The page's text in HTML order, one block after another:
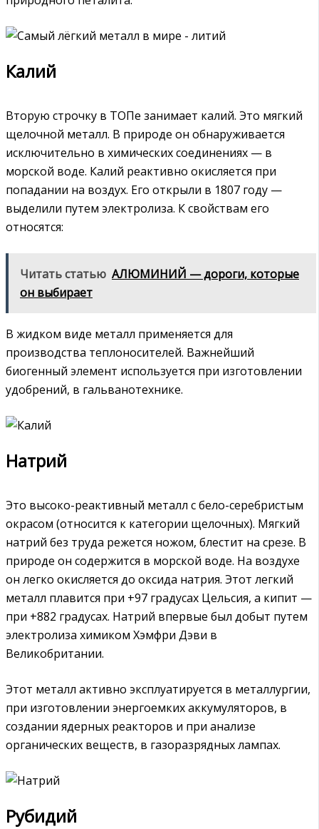
Калий
Вторую строчку в ТОПе занимает калий. Это мягкий
щелочной металл. В природе он обнаруживается
исключительно в химических соединениях — в
морской воде. Калий реактивно окисляется при
попадании на воздух. Его открыли в 1807 году —
выделили путем электролиза. К свойствам его
относятся:
Читать статью АЛЮМИНИЙ — дороги, которые
он выбирает
В жидком виде металл применяется для
производства теплоносителей. Важнейший
биогенный элемент используется при изготовлении
удобрений, в гальванотехнике.
Натрий
Это высоко-реактивный металл с бело-серебристым
окрасом (относится к категории щелочных). Мягкий
натрий без труда режется ножом, блестит на срезе. В
природе он содержится в морской воде. На воздухе
он легко окисляется до оксида натрия. Этот легкий
металл плавится при +97 градусах Цельсия, а кипит —
при +882 градусах. Натрий впервые был добыт путем
электролиза химиком Хэмфри Дэви в
Великобритании.
Этот металл активно эксплуатируется в металлургии,
при изготовлении энергоемких аккумуляторов, в
создании ядерных реакторов и при анализе
органических веществ, в газоразрядных лампах.
Рубидий